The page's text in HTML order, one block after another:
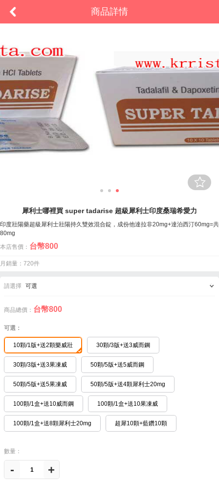
商品詳情
犀利士哪裡買 super tadarise 超級犀利士印度桑瑞希愛力
印度壯陽藥超級犀利士壯陽持久雙效混合錠，成份他達拉非20mg+達泊西汀60mg=共
80mg
本店售價： 台幣800
月銷量：720件
請選擇 可選
商品總價： 台幣800
可選：
10顆/1版+送2顆樂威壯 30顆/3版+送3威而鋼
30顆/3版+送3果凍威 50顆/5版+送5威而鋼
50顆/5版+送5果凍威 50顆/5版+送4顆犀利士20mg
100顆/1盒+送10威而鋼 100顆/1盒+送10果凍威
100顆/1盒+送8顆犀利士20mg 超犀10顆+藍鑽10顆
數量：
- +